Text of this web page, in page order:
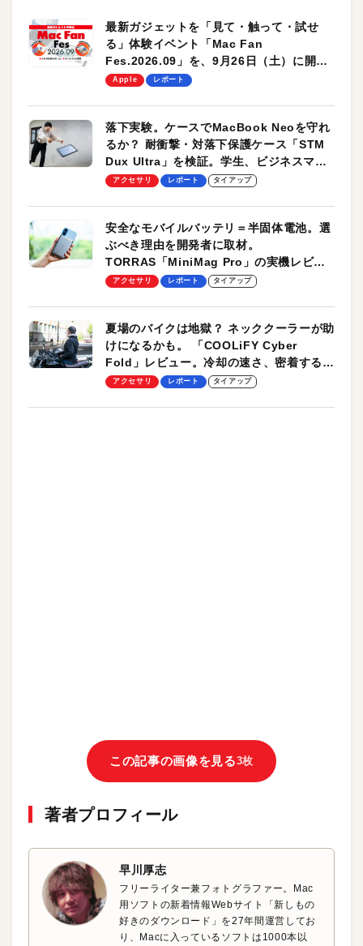
最新ガジェットを「見て・触って・試せ
る」体験イベント「Mac Fan
Fes.2026.09」を、9月26日（土）に開催
します！
Apple レポート
落下実験。ケースでMacBook Neoを守れ
るか？ 耐衝撃・対落下保護ケース「STM
Dux Ultra」を検証。学生、ビジネスマン
のモバイルユースに最適！
アクセサリ レポート タイアップ
安全なモバイルバッテリ＝半固体電池。選
ぶべき理由を開発者に取材。
TORRAS「MiniMag Pro」の実機レビュ
ーも
アクセサリ レポート タイアップ
夏場のバイクは地獄？ ネッククーラーが助
けになるかも。 「COOLiFY Cyber
Fold」レビュー。冷却の速さ、密着する冷
却プレート、シンプルな操作性がグッド！
アクセサリ レポート タイアップ
この記事の画像を見る3枚
著者プロフィール
早川厚志
フリーライター兼フォトグラファー。Mac
用ソフトの新着情報Webサイト「新しもの
好きのダウンロード」を27年間運営してお
り、Macに入っているソフトは1000本以